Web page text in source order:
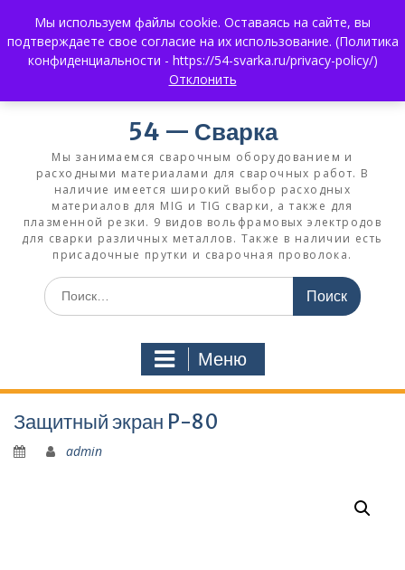
содержимому
+7 (383) 375-0008
3750008@mail.ru
What's App:
+7 930 858 02 99
54 — Сварка
Мы занимаемся сварочным оборудованием и
расходными материалами для сварочных работ. В
наличие имеется широкий выбор расходных
материалов для MIG и TIG сварки, а также для
плазменной резки. 9 видов вольфрамовых электродов
для сварки различных металлов. Также в наличии есть
присадочные прутки и сварочная проволока.
Искать:
Меню
Защитный экран P-80
admin
Мы используем файлы cookie. Оставаясь на сайте, вы
подтверждаете свое согласие на их использование. (Политика
конфиденциальности - https://54-svarka.ru/privacy-policy/)
Отклонить